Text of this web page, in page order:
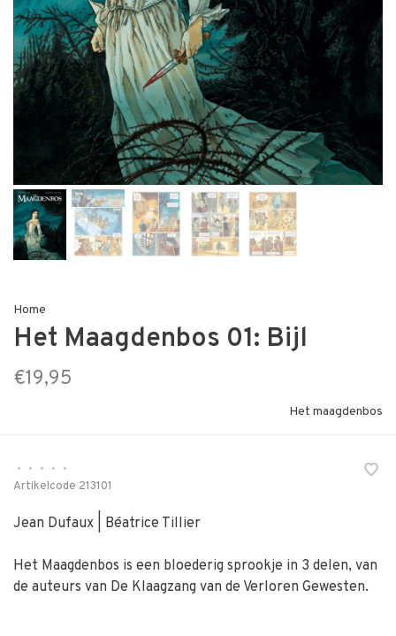
Home
Het Maagdenbos 01: Bijl
€19,95
Het maagdenbos
• • • •
•
Artikelcode 213101
Jean Dufaux | Béatrice Tillier
Het Maagdenbos is een bloederig sprookje in 3 delen, van
de auteurs van De Klaagzang van de Verloren Gewesten.